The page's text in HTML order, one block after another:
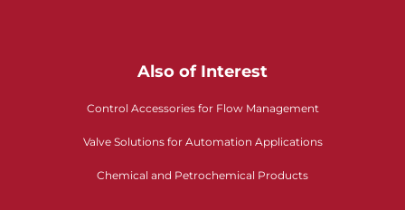
Also of Interest
Control Accessories for Flow Management
Valve Solutions for Automation Applications
Chemical and Petrochemical Products